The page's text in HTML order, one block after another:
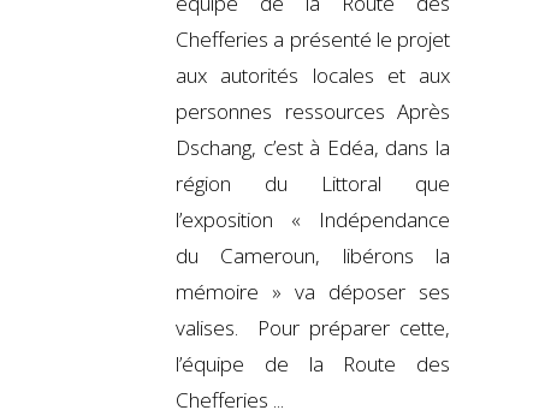
Chefferies a présenté le projet
aux autorités locales et aux
personnes ressources Après
Dschang, c’est à Edéa, dans la
région du Littoral que
l’exposition « Indépendance
du Cameroun, libérons la
mémoire » va déposer ses
valises. Pour préparer cette,
l’équipe de la Route des
Chefferies